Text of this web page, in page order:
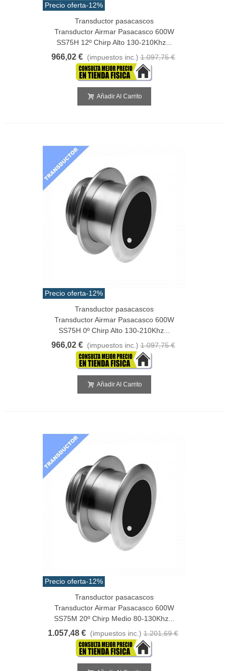
Precio oferta-12%
Transductor pasacascos
Transductor Airmar Pasacasco 600W
SS75H 12º Chirp Alto 130-210Khz...
966,02 € (impuestos inc.) 1.097,75 €
Añadir Al Carrito
Precio oferta-12%
Transductor pasacascos
Transductor Airmar Pasacasco 600W
SS75H 0º Chirp Alto 130-210Khz...
966,02 € (impuestos inc.) 1.097,75 €
Añadir Al Carrito
Precio oferta-12%
Transductor pasacascos
Transductor Airmar Pasacasco 600W
SS75M 20º Chirp Medio 80-130Khz...
1.057,48 € (impuestos inc.) 1.201,69 €